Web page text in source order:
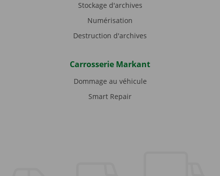
Stockage d'archives
Numérisation
Destruction d'archives
Carrosserie Markant
Dommage au véhicule
Smart Repair